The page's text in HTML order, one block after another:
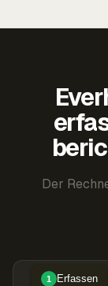
Der
1 Erfassen